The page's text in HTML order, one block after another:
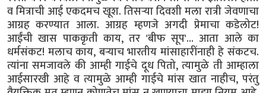
व मित्राची आई एकदमच खूश. तिसऱ्या दिवशी मला रात्री जेवणाचा
आग्रह करण्यात आला. आग्रह म्हणजे अगदी प्रेमाचा कडेलोट!
आईंची खास पाककृती काय, तर 'बीफ सूप'... आता आले का
धर्मसंकट! मलाच काय, बऱ्याच भारतीय मांसाहारींनाही हे संकटच.
त्यांना समजावले की आम्ही गाईचे दूध पितो, त्यामुळे ती आम्हाला
आईसारखी आहे व त्यामुळे आम्ही गाईचे मांस खात नाहीच, परंतु